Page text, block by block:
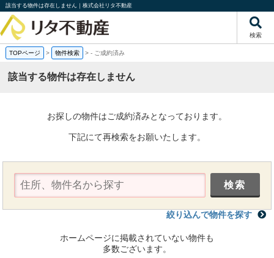
該当する物件は存在しません｜株式会社リタ不動産
検索
TOPページ > 物件検索 >- ご成約済み
該当する物件は存在しません
お探しの物件はご成約済みとなっております。
下記にて再検索をお願いたします。
絞り込んで物件を探す
ホームページに掲載されていない物件も
多数ございます。